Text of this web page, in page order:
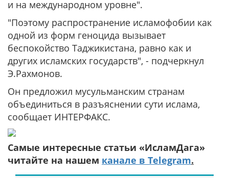
и на международном уровне".
"Поэтому распространение исламофобии как
одной из форм геноцида вызывает
беспокойство Таджикистана, равно как и
других исламских государств", - подчеркнул
Э.Рахмонов.
Он предложил мусульманским странам
объединиться в разъяснении сути ислама,
сообщает ИНТЕРФАКС.
Самые интересные статьи «ИсламДага»
читайте на нашем канале в Telegram.